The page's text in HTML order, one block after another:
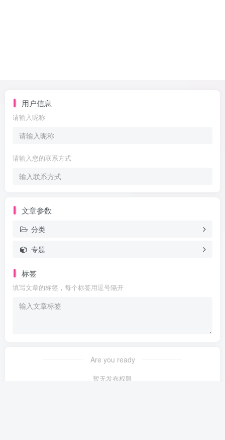
用户信息
请输入昵称
请输入您的联系方式
文章参数
分类
专题
标签
填写文章的标签，每个标签用逗号隔开
Are you ready
暂无发布权限